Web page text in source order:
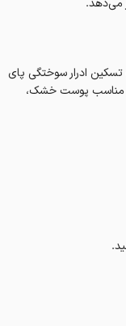
می‌دهد.
ادرار سوختگی پای
مناسب پوست خشک،